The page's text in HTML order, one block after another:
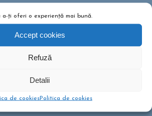
a-ți oferi o experiență mai bună.
Accept cookies
Refuză
Detalii
de cookiesPolitica de cookies
ul CĂLĂTOREȘTE CU FELICIA&LUCA